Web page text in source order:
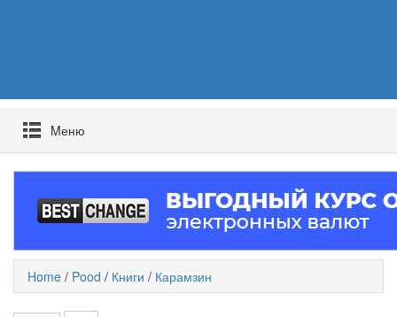
Mеню
Home / Pood / Книги / Карамзин